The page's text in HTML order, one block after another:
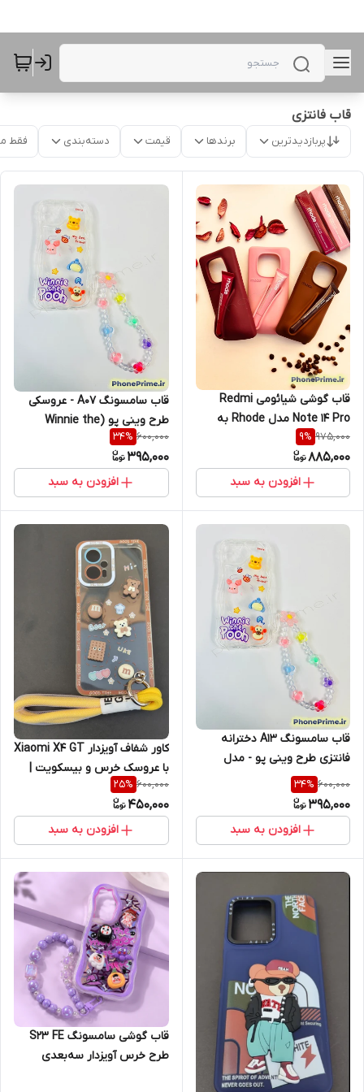
قاب فانتزی
پربازدیدترین برندها قیمت دسته‌بندی فقط
قاب گوشی شیائومی Redmi
Note 14 Pro مدل Rhode به
همراه لیپ گلس اصل
975,000
9%
885,000
افزودن به سبد
قاب سامسونگ A07 - عروسکی
طرح وینی پو (Winnie the
Pooh) مدل موج‌دار بنددار (نقد
و اقساط)
600,000
34%
395,000
افزودن به سبد
قاب سامسونگ A13 دخترانه
فانتزی طرح وینی پو - مدل
عروسک برجسته آویزدار (نقد و
اقساط)
600,000
34%
395,000
افزودن به سبد
کاور شفاف آویزدار Xiaomi X4 GT
با عروسک خرس و بیسکویت |
قاب کمیاب فانتزی دخترانه
600,000
25%
450,000
افزودن به سبد
قاب گوشی سامسونگ S23 FE
طرح خرس آویزدار سه‌بعدی